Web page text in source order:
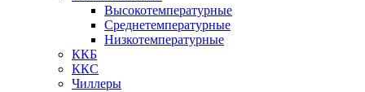
Высокотемпературные
Среднетемпературные
Низкотемпературные
ККБ
ККС
Чиллеры